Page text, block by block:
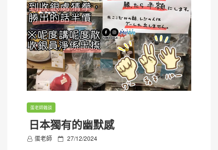
蛋老師雜談
日本獨有的幽默感
蛋老師
P 27/12/2024